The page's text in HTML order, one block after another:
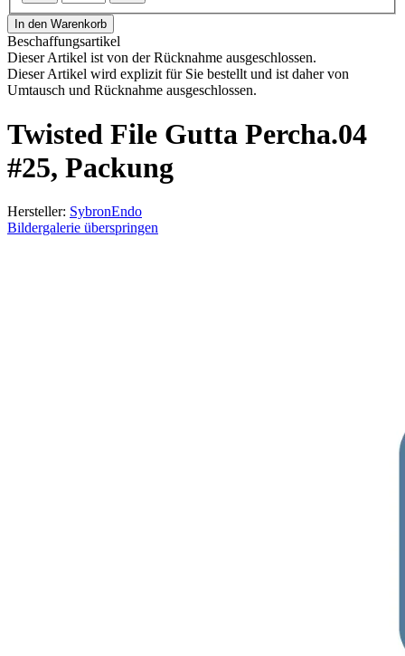
In den Warenkorb
Beschaffungsartikel
Dieser Artikel ist von der Rücknahme ausgeschlossen.
Dieser Artikel wird explizit für Sie bestellt und ist daher von
Umtausch und Rücknahme ausgeschlossen.
Twisted File Gutta Percha.04
#25, Packung
Hersteller: SybronEndo
Bildergalerie überspringen